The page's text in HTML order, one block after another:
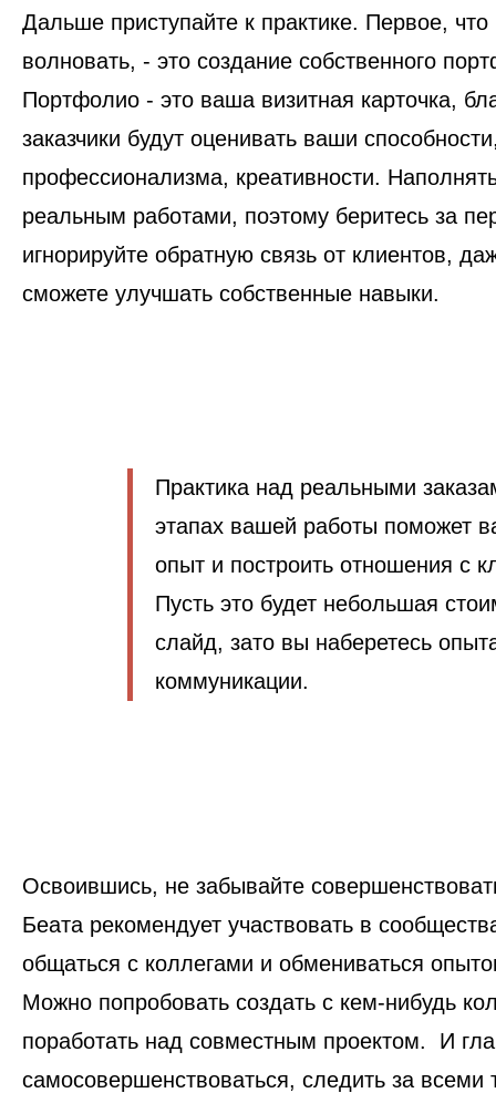
Дальше приступайте к практике. Первое,
волновать, - это создание собственного
Портфолио - это ваша визитная карточка,
заказчики будут оценивать ваши
профессионализма, креативности.
реальным работами, поэтому беритесь за
игнорируйте обратную связь от клиентов,
сможете улучшать собственные навыки.
Практика над реальными
этапах вашей работы поможет
опыт и построить отношения с
Пусть это будет небольшая
слайд, зато вы наберетесь
коммуникации.
Освоившись, не забывайте
Беата рекомендует участвовать в
общаться с коллегами и обмениваться
Можно попробовать создать с кем-нибудь
поработать над совместным проектом. И
самосовершенствоваться, следить за всеми